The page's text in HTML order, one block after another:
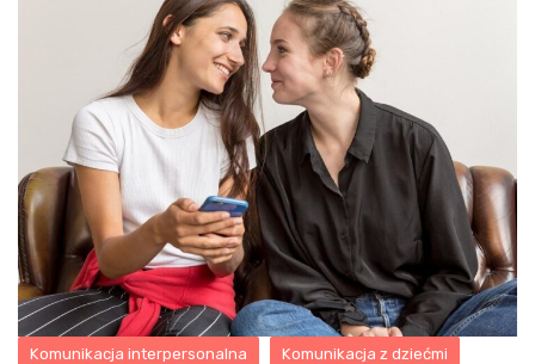
Komunikacja interpersonalna Komunikacja z dziećmi